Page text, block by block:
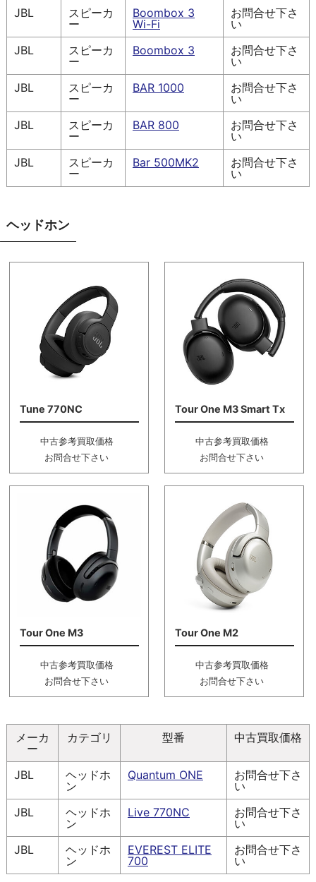
JBL
スピーカ
ー
Boombox 3
Wi-Fi
お問合せ下さ
い
JBL
スピーカ
ー
Boombox 3
お問合せ下さ
い
JBL
スピーカ
ー
BAR 1000
お問合せ下さ
い
JBL
スピーカ
ー
BAR 800
お問合せ下さ
い
JBL
スピーカ
ー
Bar 500MK2
お問合せ下さ
い
ヘッドホン
Tune 770NC
中古参考買取価格
お問合せ下さい
Tour One M3 Smart Tx
中古参考買取価格
お問合せ下さい
Tour One M3
中古参考買取価格
お問合せ下さい
Tour One M2
中古参考買取価格
お問合せ下さい
メーカ
ー
カテゴリ 型番 中古買取価格
JBL
ヘッドホ
ン
Quantum ONE
お問合せ下さ
い
JBL
ヘッドホ
ン
Live 770NC
お問合せ下さ
い
JBL
ヘッドホ
ン
EVEREST ELITE
700
お問合せ下さ
い